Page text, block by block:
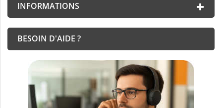
INFORMATIONS
BESOIN D'AIDE ?